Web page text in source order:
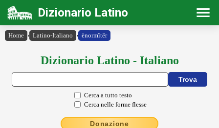
Dizionario Latino
Home › Latino-Italiano › ēnormĭtĕr
Dizionario Latino - Italiano
Cerca a tutto testo
Cerca nelle forme flesse
Donazione